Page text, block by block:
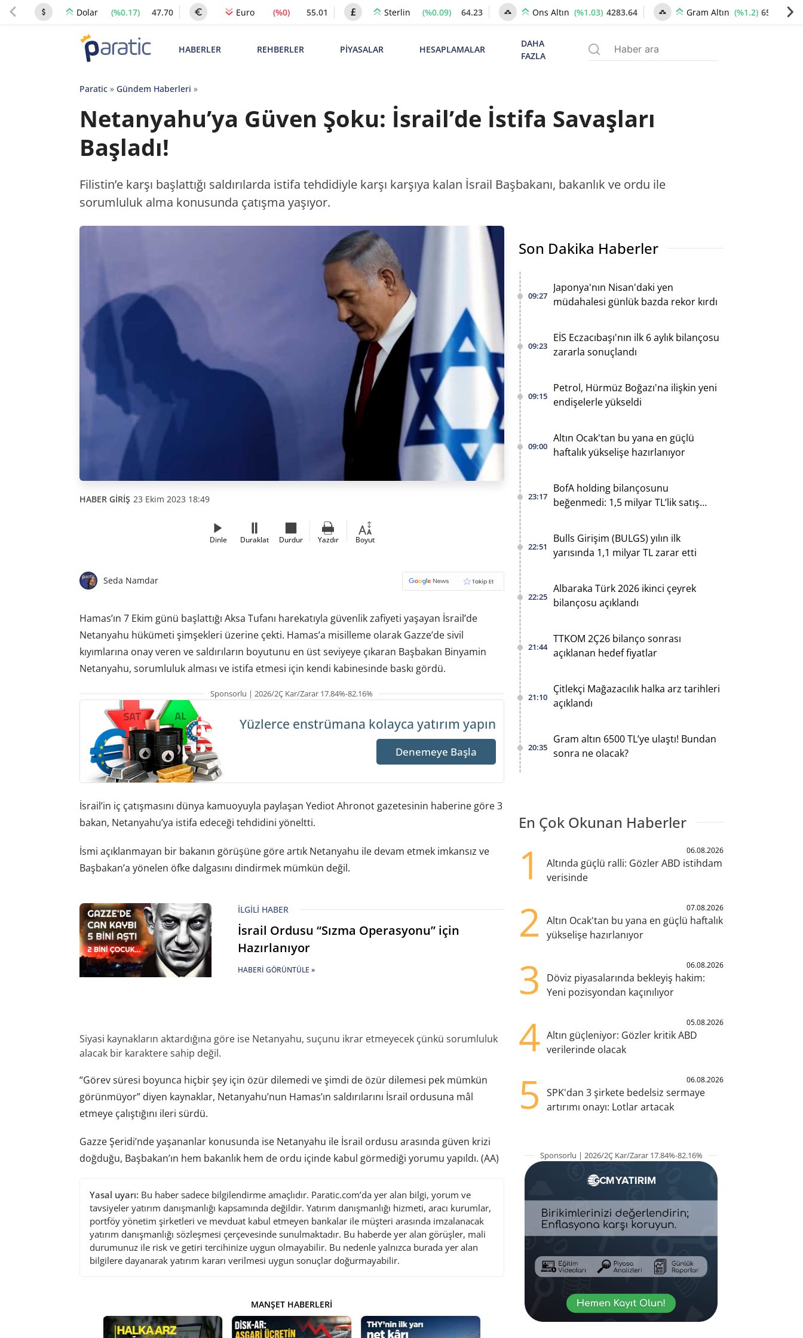
Dolar (%0.17) 47.70 Euro (%0) 55.01 Sterlin (%0.09) 64.23 Ons Altın (%1.03) 4283.64 Gram Altın (%1.2) 6570.52
HABERLER REHBERLER PİYASALAR HESAPLAMALAR
DAHA
FAZLA
Paratic» Gündem Haberleri »
Netanyahu’ya Güven Şoku: İsrail’de İstifa Savaşları
Başladı!
Filistin’e karşı başlattığı saldırılarda istifa tehdidiyle karşı karşıya kalan İsrail Başbakanı, bakanlık ve ordu ile
sorumluluk alma konusunda çatışma yaşıyor.
HABER GİRİŞ 23 Ekim 2023 18:49
Dinle Duraklat Durdur Yazdır Boyut
Seda Namdar
Hamas’ın 7 Ekim günü başlattığı Aksa Tufanı harekatıyla güvenlik zafiyeti yaşayan İsrail’de
Netanyahu hükümeti şimşekleri üzerine çekti. Hamas’a misilleme olarak Gazze’de sivil
kıyımlarına onay veren ve saldırıların boyutunu en üst seviyeye çıkaran Başbakan Binyamin
Netanyahu, sorumluluk alması ve istifa etmesi için kendi kabinesinde baskı gördü.
Sponsorlu | 2026/2Ç Kar/Zarar 17.84%-82.16%
Yüzlerce enstrümana kolayca yatırım yapın
Denemeye Başla
İsrail’in iç çatışmasını dünya kamuoyuyla paylaşan Yediot Ahronot gazetesinin haberine göre 3
bakan, Netanyahu’ya istifa edeceği tehdidini yöneltti.
İsmi açıklanmayan bir bakanın görüşüne göre artık Netanyahu ile devam etmek imkansız ve
Başbakan’a yönelen öfke dalgasını dindirmek mümkün değil.
İLGILI HABER
İsrail Ordusu “Sızma Operasyonu” için
Hazırlanıyor
HABERI GÖRÜNTÜLE »
Siyasi kaynakların aktardığına göre ise Netanyahu, suçunu ikrar etmeyecek çünkü sorumluluk
alacak bir karaktere sahip değil.
“Görev süresi boyunca hiçbir şey için özür dilemedi ve şimdi de özür dilemesi pek mümkün
görünmüyor” diyen kaynaklar, Netanyahu’nun Hamas’ın saldırılarını İsrail ordusuna mâl
etmeye çalıştığını ileri sürdü.
Gazze Şeridi’nde yaşananlar konusunda ise Netanyahu ile İsrail ordusu arasında güven krizi
doğduğu, Başbakan’ın hem bakanlık hem de ordu içinde kabul görmediği yorumu yapıldı. (AA)
Yasal uyarı: Bu haber sadece bilgilendirme amaçlıdır. Paratic.com’da yer alan bilgi, yorum ve
tavsiyeler yatırım danışmanlığı kapsamında değildir. Yatırım danışmanlığı hizmeti, aracı kurumlar,
portföy yönetim şirketleri ve mevduat kabul etmeyen bankalar ile müşteri arasında imzalanacak
yatırım danışmanlığı sözleşmesi çerçevesinde sunulmaktadır. Bu haberde yer alan görüşler, mali
durumunuz ile risk ve getiri tercihinize uygun olmayabilir. Bu nedenle yalnızca burada yer alan
bilgilere dayanarak yatırım kararı verilmesi uygun sonuçlar doğurmayabilir.
MANŞET HABERLERI
Son Dakika Haberler
09:27
Japonya'nın Nisan'daki yen
müdahalesi günlük bazda rekor kırdı
09:23
EİS Eczacıbaşı'nın ilk 6 aylık bilançosu
zararla sonuçlandı
09:15
Petrol, Hürmüz Boğazı'na ilişkin yeni
endişelerle yükseldi
09:00
Altın Ocak'tan bu yana en güçlü
haftalık yükselişe hazırlanıyor
23:17
BofA holding bilançosunu
beğenmedi: 1,5 milyar TL’lik satış
22:51
Bulls Girişim (BULGS) yılın ilk
yarısında 1,1 milyar TL zarar etti
22:25
Albaraka Türk 2026 ikinci çeyrek
bilançosu açıklandı
21:44
TTKOM 2Ç26 bilanço sonrası
açıklanan hedef fiyatlar
21:10
Çitlekçi Mağazacılık halka arz tarihleri
açıklandı
20:35
Gram altın 6500 TL’ye ulaştı! Bundan
sonra ne olacak?
En Çok Okunan Haberler
1 06.08.2026
Altında güçlü ralli: Gözler ABD istihdam
verisinde
2 07.08.2026
Altın Ocak'tan bu yana en güçlü haftalık
yükselişe hazırlanıyor
3 06.08.2026
Döviz piyasalarında bekleyiş hakim:
Yeni pozisyondan kaçınılıyor
4 05.08.2026
Altın güçleniyor: Gözler kritik ABD
verilerinde olacak
5 06.08.2026
SPK'dan 3 şirkete bedelsiz sermaye
artırımı onayı: Lotlar artacak
Sponsorlu | 2026/2Ç Kar/Zarar 17.84%-82.16%